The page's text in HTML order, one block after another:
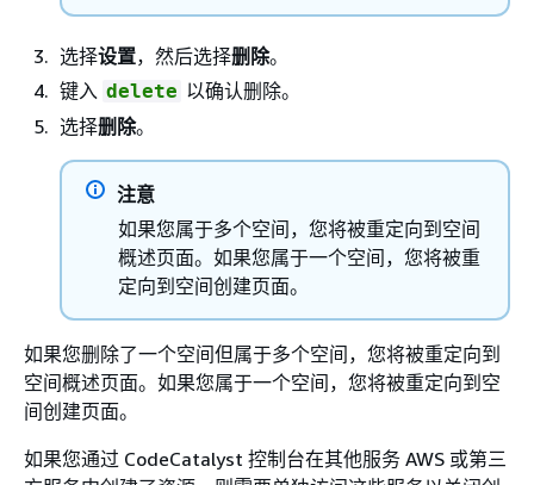
选择设置，然后选择删除。
键入 delete 以确认删除。
选择删除。
注意
如果您属于多个空间，您将被重定向到空间
概述页面。如果您属于一个空间，您将被重
定向到空间创建页面。
如果您删除了一个空间但属于多个空间，您将被重定向到
空间概述页面。如果您属于一个空间，您将被重定向到空
间创建页面。
如果您通过 CodeCatalyst 控制台在其他服务 AWS 或第三